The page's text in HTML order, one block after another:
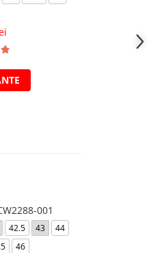
001
42.5 43
44
46